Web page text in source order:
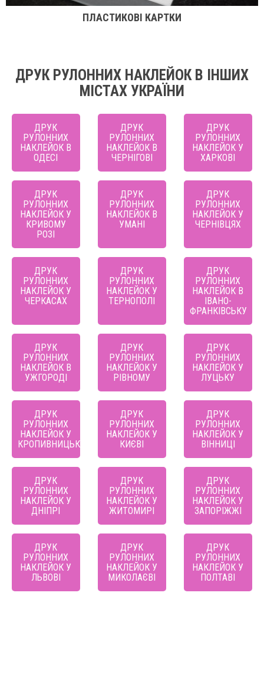
ПЛАСТИКОВІ КАРТКИ
ДРУК РУЛОННИХ НАКЛЕЙОК В ІНШИХ
МІСТАХ УКРАЇНИ
ДРУК
РУЛОННИХ
НАКЛЕЙОК В
ОДЕСІ
ДРУК
РУЛОННИХ
НАКЛЕЙОК В
ЧЕРНІГОВІ
ДРУК
РУЛОННИХ
НАКЛЕЙОК У
ХАРКОВІ
ДРУК
РУЛОННИХ
НАКЛЕЙОК У
КРИВОМУ
РОЗІ
ДРУК
РУЛОННИХ
НАКЛЕЙОК В
УМАНІ
ДРУК
РУЛОННИХ
НАКЛЕЙОК У
ЧЕРНІВЦЯХ
ДРУК
РУЛОННИХ
НАКЛЕЙОК У
ЧЕРКАСАХ
ДРУК
РУЛОННИХ
НАКЛЕЙОК У
ТЕРНОПОЛІ
ДРУК
РУЛОННИХ
НАКЛЕЙОК В
ІВАНО-
ФРАНКІВСЬКУ
ДРУК
РУЛОННИХ
НАКЛЕЙОК В
УЖГОРОДІ
ДРУК
РУЛОННИХ
НАКЛЕЙОК У
РІВНОМУ
ДРУК
РУЛОННИХ
НАКЛЕЙОК У
ЛУЦЬКУ
ДРУК
РУЛОННИХ
НАКЛЕЙОК У
КРОПИВНИЦЬКОМУ
ДРУК
РУЛОННИХ
НАКЛЕЙОК У
КИЄВІ
ДРУК
РУЛОННИХ
НАКЛЕЙОК У
ВІННИЦІ
ДРУК
РУЛОННИХ
НАКЛЕЙОК У
ДНІПРІ
ДРУК
РУЛОННИХ
НАКЛЕЙОК У
ЖИТОМИРІ
ДРУК
РУЛОННИХ
НАКЛЕЙОК У
ЗАПОРІЖЖІ
ДРУК
РУЛОННИХ
НАКЛЕЙОК У
ЛЬВОВІ
ДРУК
РУЛОННИХ
НАКЛЕЙОК У
МИКОЛАЄВІ
ДРУК
РУЛОННИХ
НАКЛЕЙОК У
ПОЛТАВІ